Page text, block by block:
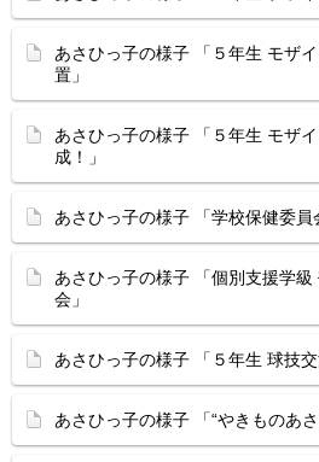
あさひっ子の様子 「５年生 モザ
置」
あさひっ子の様子 「５年生 モザ
成！」
あさひっ子の様子 「学校保健委員
あさひっ子の様子 「個別支援学
会」
あさひっ子の様子 「５年生 球技交
あさひっ子の様子 「“やきものあさ